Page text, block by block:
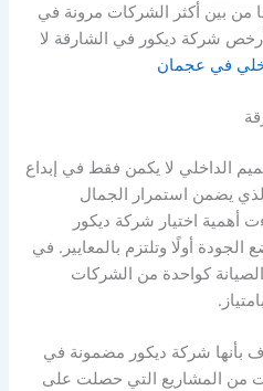
من بين أكثر الشركات مرونة في
أرخص شركة ديكور في الشارقة لا
في عجمان
الداخلي لا يكمن فقط في إبداع
الذي يضمن استمرار الجمال
أهمية اختيار شركة ديكور
أولًا وتلتزم بالمعايير. في
كواحدة من الشركات
بأنها شركة ديكور مضمونة في
من المشاريع التي حصلت على